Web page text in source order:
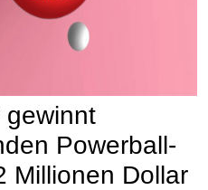
gewinnt
Powerball-
Millionen Dollar